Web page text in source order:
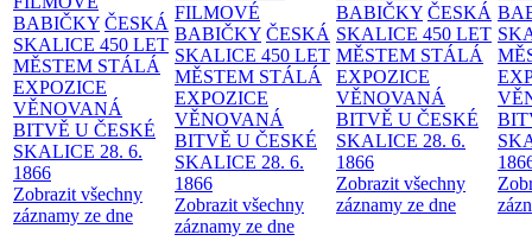
BABIČKY ČESKÁ
SKALICE 450 LET
MĚSTEM STÁLÁ
EXPOZICE
VĚNOVANÁ
BITVĚ U ČESKÉ
SKALICE 28. 6.
1866
Zobrazit všechny
záznamy ze dne
FILMOVÉ
BABIČKY ČESKÁ
SKALICE 450 LET
MĚSTEM STÁLÁ
EXPOZICE
VĚNOVANÁ
BITVĚ U ČESKÉ
SKALICE 28. 6.
1866
Zobrazit všechny
záznamy ze dne
BABIČKY ČESKÁ
SKALICE 450 LET
MĚSTEM STÁLÁ
EXPOZICE
VĚNOVANÁ
BITVĚ U ČESKÉ
SKALICE 28. 6.
1866
Zobrazit všechny
záznamy ze dne